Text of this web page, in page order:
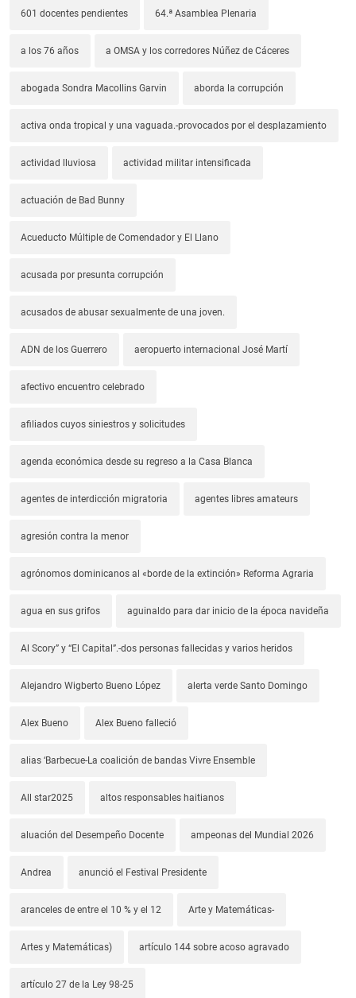
601 docentes pendientes 64.ª Asamblea Plenaria
a los 76 años a OMSA y los corredores Núñez de Cáceres
abogada Sondra Macollins Garvin aborda la corrupción
activa onda tropical y una vaguada.-provocados por el desplazamiento
actividad lluviosa actividad militar intensificada
actuación de Bad Bunny
Acueducto Múltiple de Comendador y El Llano
acusada por presunta corrupción
acusados de abusar sexualmente de una joven.
ADN de los Guerrero aeropuerto internacional José Martí
afectivo encuentro celebrado
afiliados cuyos siniestros y solicitudes
agenda económica desde su regreso a la Casa Blanca
agentes de interdicción migratoria agentes libres amateurs
agresión contra la menor
agrónomos dominicanos al «borde de la extinción» Reforma Agraria
agua en sus grifos aguinaldo para dar inicio de la época navideña
Al Scory” y “El Capital”.-dos personas fallecidas y varios heridos
Alejandro Wigberto Bueno López alerta verde Santo Domingo
Alex Bueno Alex Bueno falleció
alias ‘Barbecue-La coalición de bandas Vivre Ensemble
All star2025 altos responsables haitianos
aluación del Desempeño Docente ampeonas del Mundial 2026
Andrea anunció el Festival Presidente
aranceles de entre el 10 % y el 12 Arte y Matemáticas-
Artes y Matemáticas) artículo 144 sobre acoso agravado
artículo 27 de la Ley 98-25